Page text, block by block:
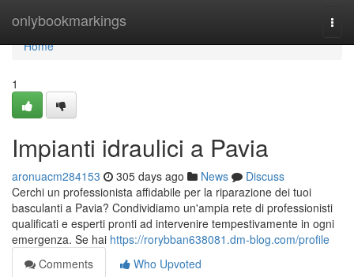
onlybookmarkings
Home
Home
1
Impianti idraulici a Pavia
aronuacm284153 305 days ago News
Discuss
Cerchi un professionista affidabile per la riparazione dei tuoi
basculanti a Pavia? Condividiamo un'ampia rete di professionisti
qualificati e esperti pronti ad intervenire tempestivamente in ogni
emergenza. Se hai https://rorybban638081.dm-blog.com/profile
Comments
Who Upvoted